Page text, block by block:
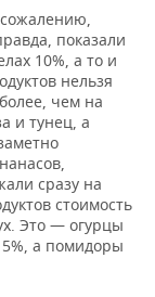
показали
10%, а то и
нельзя
чем на
и тунец, а
сразу на
стоимость
Это — огурцы
а помидоры